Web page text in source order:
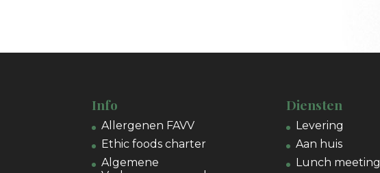
Info
Allergenen FAVV
Ethic foods charter
Algemene
Diensten
Levering
Aan huis
Lunch meeting